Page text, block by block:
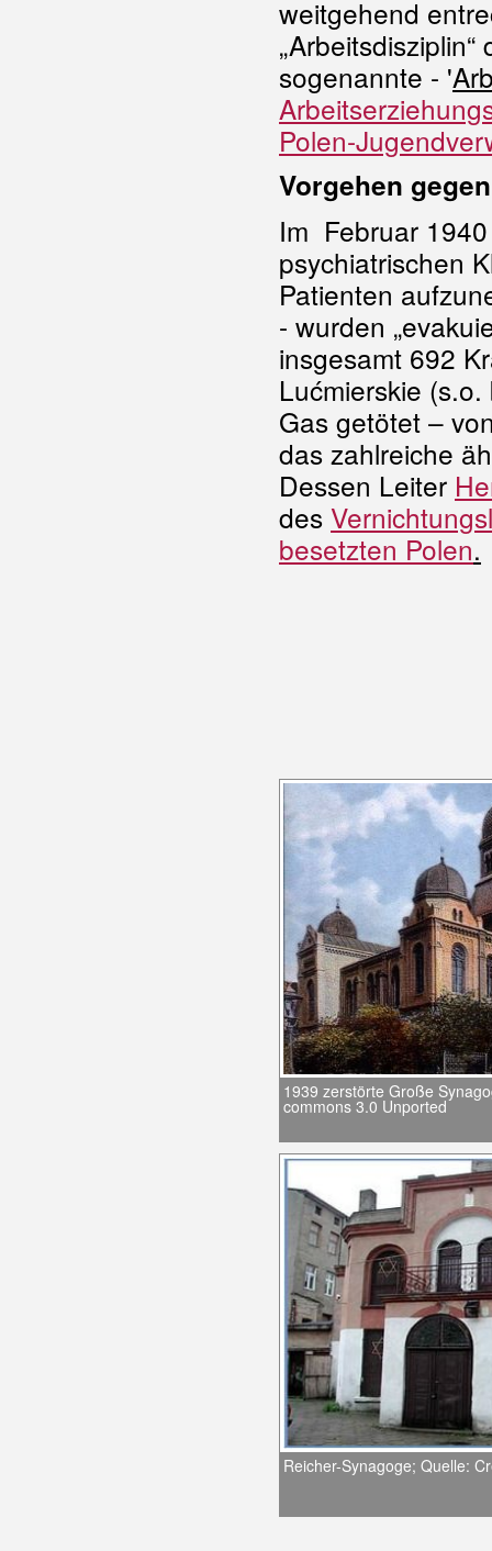
weitgehend
sogenannte - '
Polen-
Vorgehen
Im Februar
psychiatrischen
Patienten
- wurden
insgesamt 692
Lućmierskie
Gas getötet –
das zahlreiche
Dessen Leiter
des
besetzten Polen.
1939 zerstörte Große
commons 3.0 Unported
Reicher-Synagoge; Quelle: